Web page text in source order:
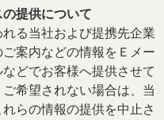
提供について
る当社および提携先企業
案内などの情報をＥメー
どでお客様へ提供させて
希望されない場合は、当
らの情報の提供を中止さ